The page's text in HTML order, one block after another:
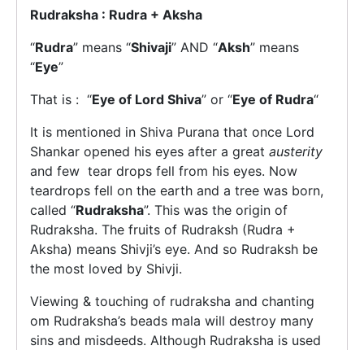
Rudraksha : Rudra + Aksha
“Rudra” means “Shivaji” AND “Aksh” means
“Eye”
That is : “Eye of Lord Shiva” or “Eye of Rudra“
It is mentioned in Shiva Purana that once Lord
Shankar opened his eyes after a great austerity
and few tear drops fell from his eyes. Now
teardrops fell on the earth and a tree was born,
called “Rudraksha”. This was the origin of
Rudraksha. The fruits of Rudraksh (Rudra +
Aksha) means Shivji’s eye. And so Rudraksh be
the most loved by Shivji.
Viewing & touching of rudraksha and chanting
om Rudraksha’s beads mala will destroy many
sins and misdeeds. Although Rudraksha is used